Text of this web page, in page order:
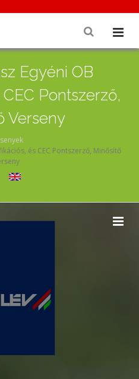
Egyéni OB
Pontszerző,
Verseny
és CEC Pontszerző, Minősítő